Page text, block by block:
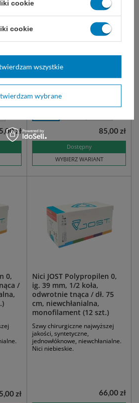
zł
Nakłuwacz Medlance PLUS
(200 szt.)
Jednorazowy, do pozyskiwania
próbek krwi.
Dostępny
WYBIERZ WARIANT
85,00 zł
0,
/
zł
Nici JOST Polypropilen 0,
ig. 39 mm, 1/2 koła,
odwrotnie tnąca / dł. 75
cm, niewchłanialna,
monofilament (12 szt.)
Szwy chirurgiczne najwyższej
jakości, syntetyczne,
jednowłóknowe, niewchłanialne.
Nici niebieskie.
66,00 zł
cookie
cookie
wybrane
wszystkie